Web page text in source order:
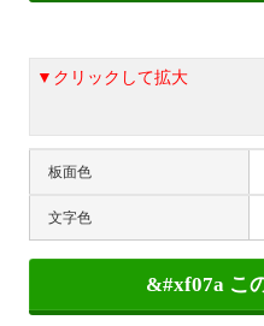
▼クリックして拡大
板面色
文字色